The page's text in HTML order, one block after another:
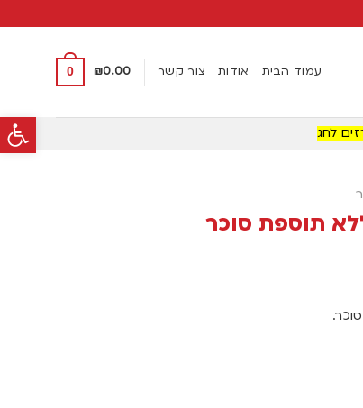
פתח
עמוד הבית אודות צור קשר ₪0.00
0
לחג